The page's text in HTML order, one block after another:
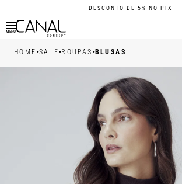
DESCONTO DE 5% NO PIX
MENU
HOME •SALE•ROUPAS •BLUSAS